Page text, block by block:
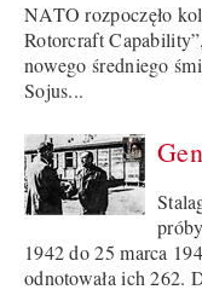
NATO rozpoczęło
Rotorcraft
nowego średniego
Sojus...
1942 do 25 marca
odnotowała ich 262.